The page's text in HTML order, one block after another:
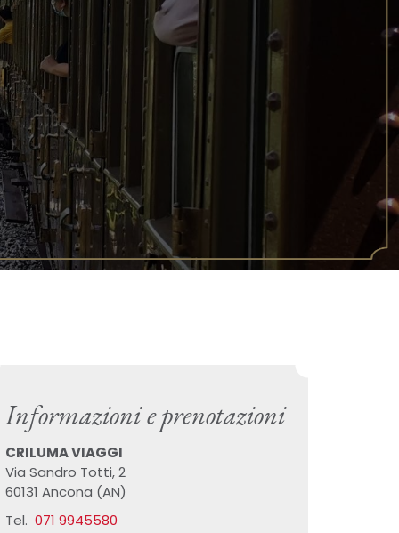
Informazioni e prenotazioni
CRILUMA VIAGGI
Via Sandro Totti, 2
60131 Ancona (AN)
Tel. 071 9945580